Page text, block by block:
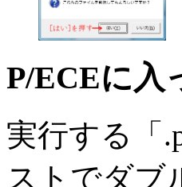
P/ECEに入
実行する「
ストでダブ